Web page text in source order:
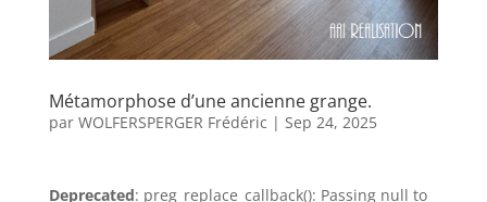
Métamorphose d’une ancienne grange.
par WOLFERSPERGER Frédéric | Sep 24, 2025
Deprecated: preg_replace_callback(): Passing null to